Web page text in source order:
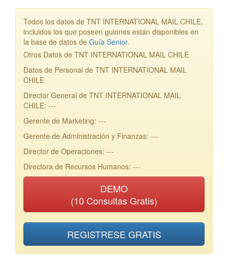
Todos los datos de TNT INTERNATIONAL MAIL CHILE,
incluidos los que poseen guiones están disponibles en
la base de datos de Guía Senior.
Otros Datos de TNT INTERNATIONAL MAIL CHILE
Datos de Personal de TNT INTERNATIONAL MAIL
CHILE
Director General de TNT INTERNATIONAL MAIL
CHILE: ---
Gerente de Marketing: ---
Gerente de Administración y Finanzas: ---
Director de Operaciones: ---
Directora de Recursos Humanos: ---
DEMO
(10 Consultas Gratis)
REGISTRESE GRATIS